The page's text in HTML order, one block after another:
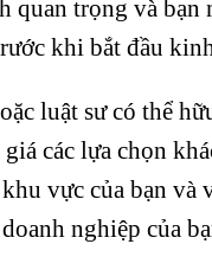
quan trọng và bạn
khi bắt đầu
luật sư có thể
các lựa chọn
vực của bạn và
nghiệp của